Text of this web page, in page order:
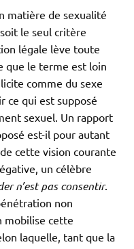
matière de sexualité
le seul critère
légale lève toute
que le terme est loin
comme du sexe
ce qui est supposé
sexuel. Un rapport
est-il pour autant
cette vision courante
un célèbre
n’est pas consentir.
non
mobilise cette
laquelle, tant que la